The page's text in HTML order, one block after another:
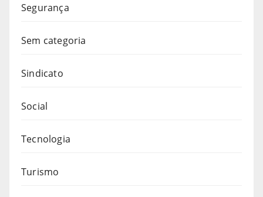
Segurança
Sem categoria
Sindicato
Social
Tecnologia
Turismo